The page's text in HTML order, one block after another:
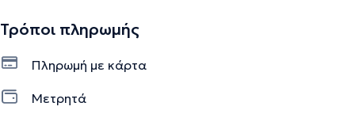
Τρόποι πληρωμής
Πληρωμή με κάρτα
Μετρητά